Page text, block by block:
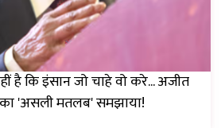
है कि इंसान जो चाहे वो करे... अजीत
'असली मतलब' समझाया!